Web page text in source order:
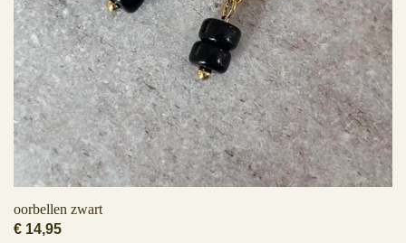
oorbellen zwart
€ 14,95